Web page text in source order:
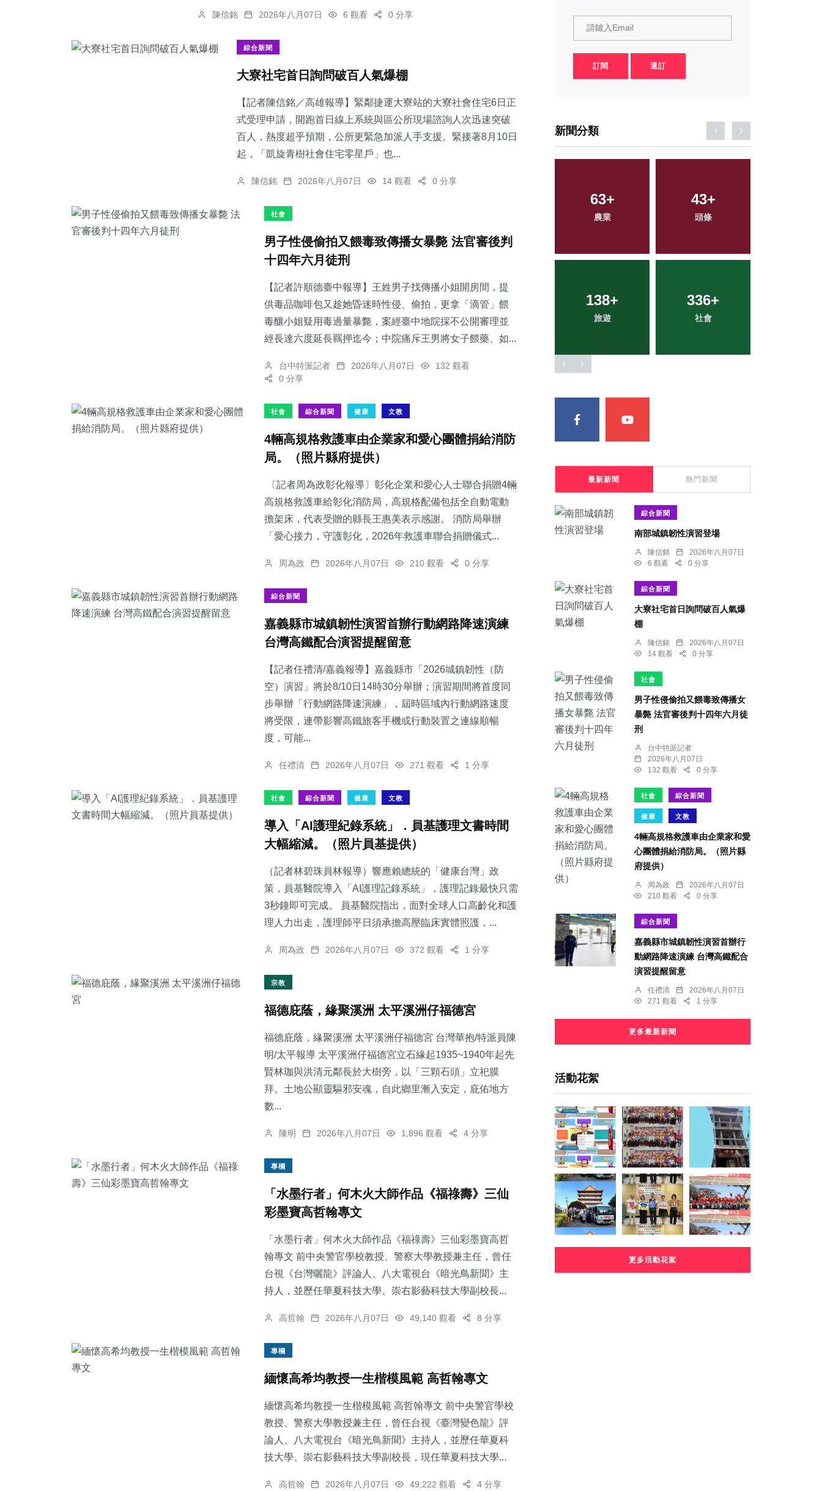
陳信銘 2026年八月07日 6 觀看 0 分享
綜合新聞
大寮社宅首日詢問破百人氣爆棚
【記者陳信銘／高雄報導】緊鄰捷運大寮站的大寮社會住宅6日正
式受理申請，開跑首日線上系統與區公所現場諮詢人次迅速突破
百人，熱度超乎預期，公所更緊急加派人手支援。緊接著8月10日
起，「凱旋青樹社會住宅零星戶」也...
陳信銘 2026年八月07日 14 觀看 0 分享
社會
男子性侵偷拍又餵毒致傳播女暴斃 法官審後判
十四年六月徒刑
【記者許順德臺中報導】王姓男子找傳播小姐開房間，提
供毒品咖啡包又趁她昏迷時性侵、偷拍，更拿「滴管」餵
毒釀小姐疑用毒過量暴斃，案經臺中地院採不公開審理並
經長達六度延長羈押迄今；中院痛斥王男將女子餵藥、如...
台中特派記者 2026年八月07日
132 觀看
0 分享
社會 綜合新聞 健康 文教
4輛高規格救護車由企業家和愛心團體捐給消防
局。（照片縣府提供）
〔記者周為政彰化報導〕彰化企業和愛心人士聯合捐贈4輛
高規格救護車給彰化消防局，高規格配備包括全自動電動
擔架床，代表受贈的縣長王惠美表示感謝。 消防局舉辦
「愛心接力，守護彰化，2026年救護車聯合捐贈儀式...
周為政 2026年八月07日 210 觀看 0 分享
綜合新聞
嘉義縣市城鎮韌性演習首辦行動網路降速演練
台灣高鐵配合演習提醒留意
【記者任禮清/嘉義報導】嘉義縣市「2026城鎮韌性（防
空）演習」將於8/10日14時30分舉辦；演習期間將首度同
步舉辦「行動網路降速演練」，屆時區域內行動網路速度
將受限，連帶影響高鐵旅客手機或行動裝置之連線順暢
度，可能...
任禮清 2026年八月07日 271 觀看 1 分享
社會 綜合新聞 健康 文教
導入「AI護理紀錄系統」．員基護理文書時間
大幅縮減。（照片員基提供）
（記者林碧珠員林報導）響應賴總統的「健康台灣」政
策，員基醫院導入「AI護理記錄系統」，護理記錄最快只需
3秒鐘即可完成。 員基醫院指出，面對全球人口高齡化和護
理人力出走，護理師平日須承擔高壓臨床實體照護，...
周為政 2026年八月07日 372 觀看 1 分享
宗教
福德庇蔭，緣聚溪洲 太平溪洲仔福德宮
福德庇蔭，緣聚溪洲 太平溪洲仔福德宮 台灣華抱/特派員陳
明/太平報導 太平溪洲仔福德宮立石緣起1935~1940年起先
賢林珈與洪清元鄰長於大樹旁，以「三顆石頭」立祀膜
拜。土地公顯靈驅邪安魂，自此鄉里漸入安定，庇佑地方
數...
陳明 2026年八月07日 1,896 觀看 4 分享
專欄
「水墨行者」何木火大師作品《福祿壽》三仙
彩墨寶高哲翰專文
「水墨行者」何木火大師作品《福祿壽》三仙彩墨寶高哲
翰專文 前中央警官學校教授、警察大學教授兼主任，曾任
台視《台灣曬龍》評論人、八大電視台《暗光鳥新聞》主
持人，並歷任華夏科技大學、崇右影藝科技大學副校長...
高哲翰 2026年八月07日 49,140 觀看 8 分享
專欄
緬懷高希均教授一生楷模風範 高哲翰專文
緬懷高希均教授一生楷模風範 高哲翰專文 前中央警官學校
教授、警察大學教授兼主任，曾任台視《臺灣變色龍》評
論人、八大電視台《暗光鳥新聞》主持人，並歷任華夏科
技大學、崇右影藝科技大學副校長，現任華夏科技大學...
高哲翰 2026年八月07日 49,222 觀看 4 分享
請鍵入Email
訂閱 退訂
新聞分類
健康 大陸
63+
農業
43+
頭條
138+
旅遊
336+
社會
197+
文教
179+
健康
56+
宗教
604+
綜合新聞
最新新聞 熱門新聞
綜合新聞
南部城鎮韌性演習登場
陳信銘
2026年八月07日
6 觀看
0 分享
綜合新聞
大寮社宅首日詢問破百人氣爆
棚
陳信銘
2026年八月07日
14 觀看
0 分享
社會
男子性侵偷拍又餵毒致傳播女
暴斃 法官審後判十四年六月徒
刑
台中特派記者
2026年八月07日
132 觀看
0 分享
社會 綜合新聞
健康 文教
4輛高規格救護車由企業家和愛
心團體捐給消防局。（照片縣
府提供）
周為政
2026年八月07日
210 觀看
0 分享
綜合新聞
嘉義縣市城鎮韌性演習首辦行
動網路降速演練 台灣高鐵配合
演習提醒留意
任禮清
2026年八月07日
271 觀看
1 分享
更多最新新聞
活動花絮
更多活動花絮